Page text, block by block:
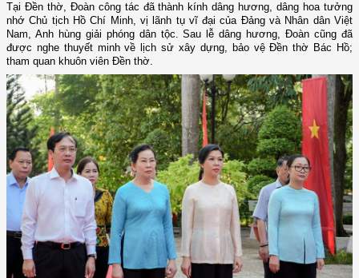
Tại Đền thờ, Đoàn công tác đã thành kính dâng hương, dâng hoa tưởng
nhớ Chủ tịch Hồ Chí Minh, vị lãnh tụ vĩ đại của Đảng và Nhân dân Việt
Nam, Anh hùng giải phóng dân tộc. Sau lễ dâng hương, Đoàn cũng đã
được nghe thuyết minh về lịch sử xây dựng, bảo vệ Đền thờ Bác Hồ;
tham quan khuôn viên Đền thờ.